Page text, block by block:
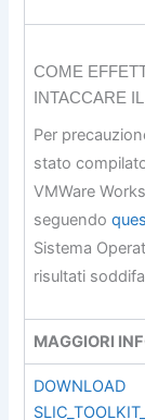
COME
INTACCARE
Per
stato
VMWare
seguendo
Sistema
risultati
MAGGIORI
DOWNLOAD